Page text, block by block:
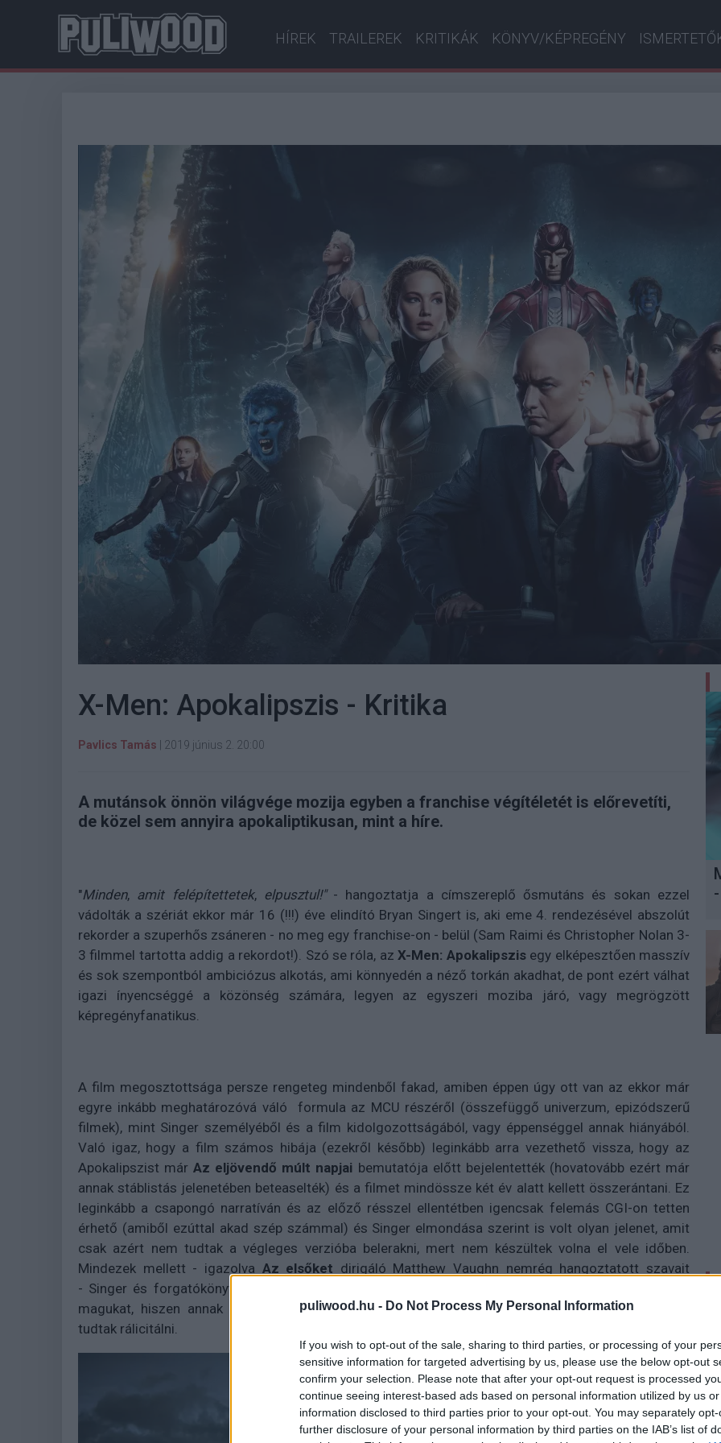
puliwood.hu - Do Not Process My Personal Information
If you wish to opt-out of the sale, sharing to third parties, or processing of your
sensitive information for targeted advertising by us, please use the below opt-out
confirm your selection. Please note that after your opt-out request is processed
continue seeing interest-based ads based on personal information utilized by us
information disclosed to third parties prior to your opt-out. You may separately
further disclosure of your personal information by third parties on the IAB’s list of
HÍREK TRAILEREK KRITIKÁK KÖNYV/KÉPREGÉNY
X-Men: Apokalipszis - Kritika
Pavlics Tamás 2019 június 2. 20:00
A mutánsok önnön világvége mozija egyben a franchise végítéletét is előrevetíti,
de közel sem annyira apokaliptikusan, mint a híre.
"Minden, amit felépítettetek, elpusztul!" - hangoztatja a címszereplő ősmutáns és sokan ezzel
vádolták a szériát ekkor már 16 (!!!) éve elindító Bryan Singert is, aki eme 4. rendezésével abszolút
rekorder a szuperhős zsáneren - no meg egy franchise-on - belül (Sam Raimi és Christopher Nolan 3-
3 filmmel tartotta addig a rekordot!). Szó se róla, azX-Men: Apokalipszisegy elképesztően masszív
és sok szempontból ambiciózus alkotás, ami könnyedén a néző torkán akadhat, de pont ezért válhat
igazi ínyencséggé a közönség számára, legyen az egyszeri moziba járó, vagy megrögzött
képregényfanatikus.
A film megosztottsága persze rengeteg mindenből fakad, amiben éppen úgy ott van az ekkor már
egyre inkább meghatározóvá váló formula az MCU részéről (összefüggő univerzum, epizódszerű
filmek), mint Singer személyéből és a film kidolgozottságából, vagy éppenséggel annak hiányából.
Való igaz, hogy a film számos hibája (ezekről később) leginkább arra vezethető vissza, hogy az
Apokalipszist márAz eljövendő múlt napjai bemutatója előtt bejelentették (hovatovább ezért már
annak stáblistás jelenetében beteaselték) és a filmet mindössze két év alatt kellett összerántani. Ez
leginkább a csapongó narratíván és az előző résszel ellentétben igencsak felemás CGI-on tetten
érhető (amiből ezúttal akad szép számmal) és Singer elmondása szerint is volt olyan jelenet, amit
csak azért nem tudtak a végleges verzióba belerakni, mert nem készültek volna el vele időben.
Mindezek mellett - igazolva Az elsőket dirigáló Matthew Vaughn nemrég hangoztatott szavait
- Singer és forgatókönyvírója, Simon Kinberg az előző résszel némileg csapdahelyzetbe vezették
magukat, hiszen annak all star gálájára, összetettségére az Apokalipszis trilógiazárlatként nem
tudtak rálicitálni.